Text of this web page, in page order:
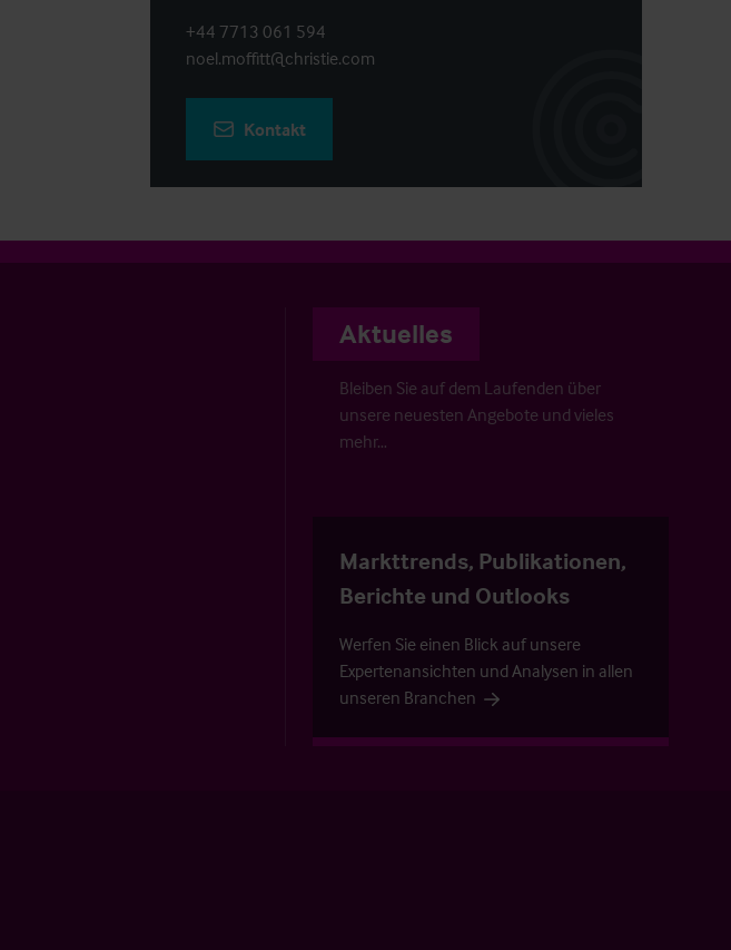
+44 7713 061 594
noel.moffitt@christie.com
Kontakt
Aktuelles
Bleiben Sie auf dem Laufenden über
unsere neuesten Angebote und vieles
mehr…
Markttrends, Publikationen,
Berichte und Outlooks
Werfen Sie einen Blick auf unsere
Expertenansichten und Analysen in allen
unseren Branchen